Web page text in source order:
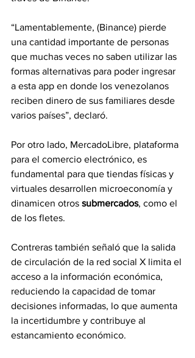
“Lamentablemente, (Binance) pierde
una cantidad importante de personas
que muchas veces no saben utilizar las
formas alternativas para poder ingresar
a esta app en donde los venezolanos
reciben dinero de sus familiares desde
varios países”, declaró.
Por otro lado, MercadoLibre, plataforma
para el comercio electrónico, es
fundamental para que tiendas físicas y
virtuales desarrollen microeconomía y
dinamicen otros submercados, como el
de los fletes.
Contreras también señaló que la salida
de circulación de la red social X limita el
acceso a la información económica,
reduciendo la capacidad de tomar
decisiones informadas, lo que aumenta
la incertidumbre y contribuye al
estancamiento económico.